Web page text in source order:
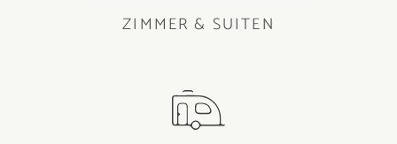
ZIMMER & SUITEN